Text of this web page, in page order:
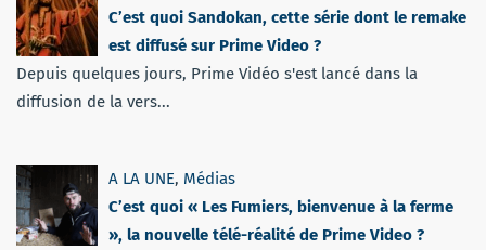
C’est quoi Sandokan, cette série dont le remake
est diffusé sur Prime Video ?
Depuis quelques jours, Prime Vidéo s'est lancé dans la
diffusion de la vers...
A LA UNE, Médias
C’est quoi « Les Fumiers, bienvenue à la ferme
», la nouvelle télé-réalité de Prime Video ?